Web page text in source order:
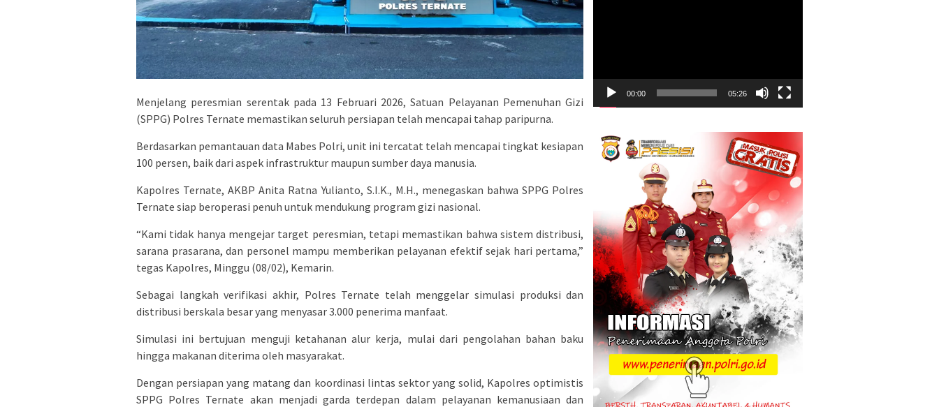
Menjelang peresmian serentak pada 13 Februari 2026, Satuan Pelayanan Pemenuhan Gizi
(SPPG) Polres Ternate memastikan seluruh persiapan telah mencapai tahap paripurna.
Berdasarkan pemantauan data Mabes Polri, unit ini tercatat telah mencapai tingkat kesiapan
100 persen, baik dari aspek infrastruktur maupun sumber daya manusia.
​Kapolres Ternate, AKBP Anita Ratna Yulianto, S.I.K., M.H., menegaskan bahwa SPPG Polres
Ternate siap beroperasi penuh untuk mendukung program gizi nasional.
“Kami tidak hanya mengejar target peresmian, tetapi memastikan bahwa sistem distribusi,
sarana prasarana, dan personel mampu memberikan pelayanan efektif sejak hari pertama,”
tegas Kapolres, Minggu (08/02), Kemarin.
​Sebagai langkah verifikasi akhir, Polres Ternate telah menggelar simulasi produksi dan
distribusi berskala besar yang menyasar 3.000 penerima manfaat.
Simulasi ini bertujuan menguji ketahanan alur kerja, mulai dari pengolahan bahan baku
hingga makanan diterima oleh masyarakat.
​Dengan persiapan yang matang dan koordinasi lintas sektor yang solid, Kapolres optimistis
SPPG Polres Ternate akan menjadi garda terdepan dalam pelayanan kemanusiaan dan
00:00 05:26